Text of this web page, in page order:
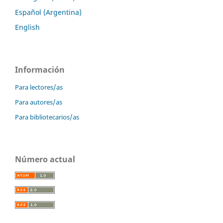
Español (Argentina)
English
Información
Para lectores/as
Para autores/as
Para bibliotecarios/as
Número actual